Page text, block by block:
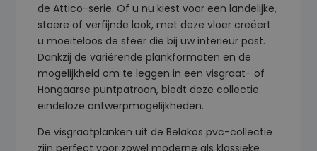
de Attico-serie. Of u nu kiest voor een landelijke,
stoere of verfijnde look, met deze vloer creëert
u moeiteloos de sfeer die bij uw interieur past.
Dankzij de variërende plankformaten en de
mogelijkheid om te leggen in een visgraat- of
Hongaarse puntpatroon, biedt deze collectie
eindeloze ontwerpmogelijkheden.
De visgraatplanken uit de Belakos pvc-collectie
zijn perfect voor zowel moderne als klassieke